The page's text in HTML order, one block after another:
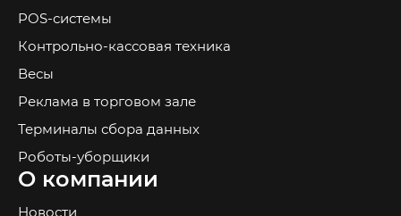
POS-системы
Контрольно-кассовая техника
Весы
Реклама в торговом зале
Терминалы сбора данных
Роботы-уборщики
О компании
Новости